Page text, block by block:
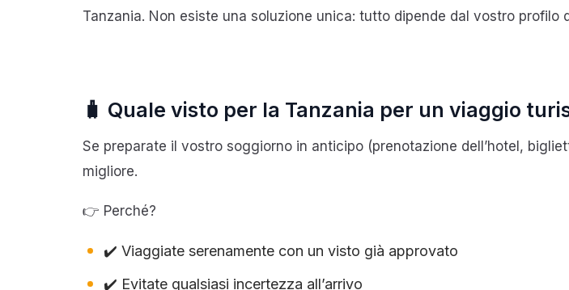
Tanzania. Non esiste una soluzione unica: tutto dipende dal vostro profilo
🧳 Quale visto per la Tanzania per un viaggio
Se preparate il vostro soggiorno in anticipo (prenotazione dell’hotel,
migliore.
👉 Perché?
✔️ Viaggiate serenamente con un visto già approvato
✔️ Evitate qualsiasi incertezza all’arrivo